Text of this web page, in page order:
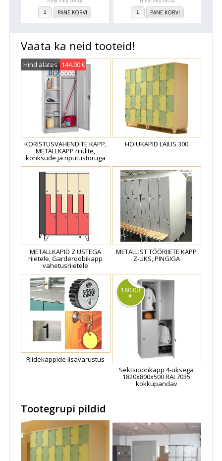
PANE KORVI PANE KORVI
Vaata ka neid tooteid!
Hind alates 144.00 €
KORISTUSVAHENDITE KAPP,
METALLKAPP riiulite,
konksude ja riputustoruga
HOIUKAPID LAIUS 300
METALLKAPID Z USTEGA
riietele, Garderoobikapp
vahetusriietele
METALLIST TÖÖRIIETE KAPP
Z-UKS, PINGIGA
Riidekappide lisavarustus
180.00
€
Sektsioonkapp 4-uksega
1820x800x500 RAL7035
kokkupandav
Tootegrupi pildid